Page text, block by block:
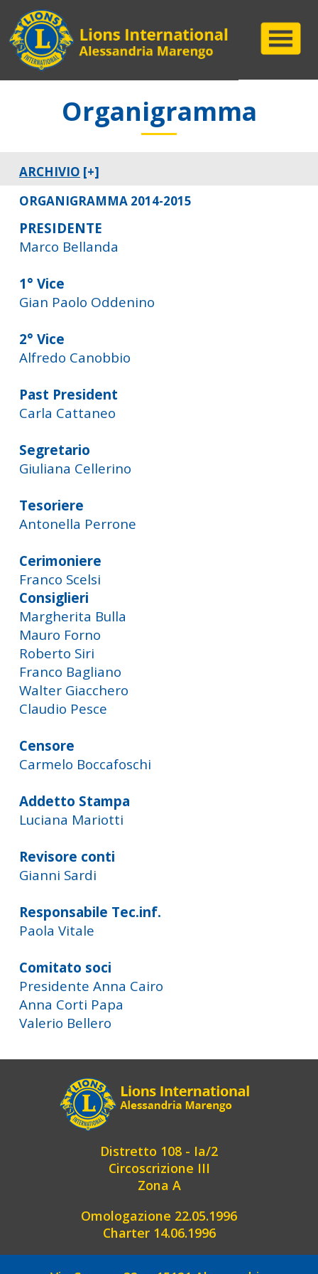
Organigramma
ARCHIVIO [+]
ORGANIGRAMMA 2014-2015
PRESIDENTE
Marco Bellanda
1° Vice
Gian Paolo Oddenino
2° Vice
Alfredo Canobbio
Past President
Carla Cattaneo
Segretario
Giuliana Cellerino
Tesoriere
Antonella Perrone
Cerimoniere
Franco Scelsi
Consiglieri
Margherita Bulla
Mauro Forno
Roberto Siri
Franco Bagliano
Walter Giacchero
Claudio Pesce
Censore
Carmelo Boccafoschi
Addetto Stampa
Luciana Mariotti
Revisore conti
Gianni Sardi
Responsabile Tec.inf.
Paola Vitale
Comitato soci
Presidente Anna Cairo
Anna Corti Papa
Valerio Bellero
Distretto 108 - Ia/2
Circoscrizione III
Zona A
Omologazione 22.05.1996
Charter 14.06.1996